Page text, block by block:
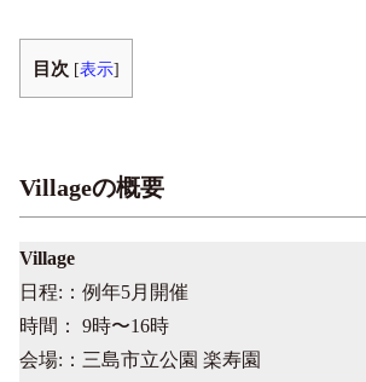
目次 [表示]
Villageの概要
Village
日程:：例年5月開催
時間： 9時〜16時
会場:：三島市立公園 楽寿園